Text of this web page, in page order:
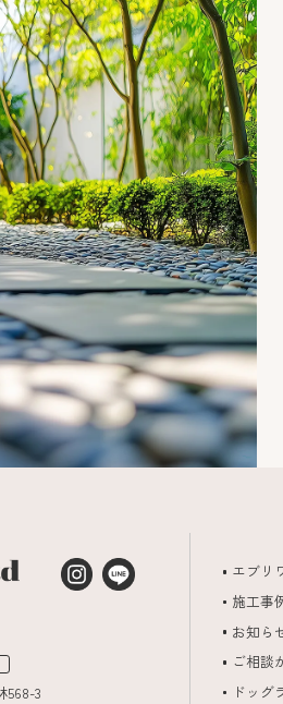
568-3
エブリ
施工事
お知ら
ご相談
ドッグ